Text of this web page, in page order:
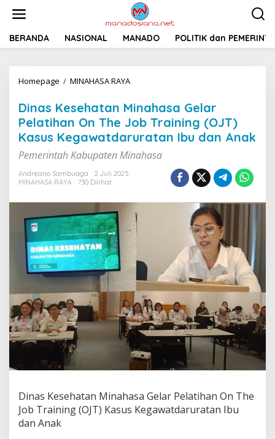
t
BERANDA NASIONAL MANADO POLITIK dan
Homepage / MINAHASA RAYA
n
a
s
K
s
t
n
M
i
n
a
h
a
s
a
G
e
l
a
r
l
a
Dinas Kesehatan Minahasa Gelar
Pelatihan On The Job Training (OJT)
Kasus Kegawatdaruratan Ibu dan Anak
Pemerintah Kabupaten Minahasa
Andreano Sambuaga
2 Juli 2025
MINAHASA RAYA
730 Dilihat
Dinas Kesehatan Minahasa Gelar Pelatihan On The
Job Training (OJT) Kasus Kegawatdaruratan Ibu
dan Anak